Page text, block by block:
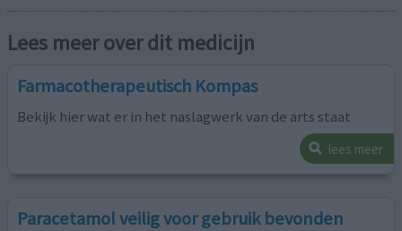
Lees meer over dit medicijn
Farmacotherapeutisch Kompas
Bekijk hier wat er in het naslagwerk van de arts staat
lees meer
Paracetamol veilig voor gebruik bevonden